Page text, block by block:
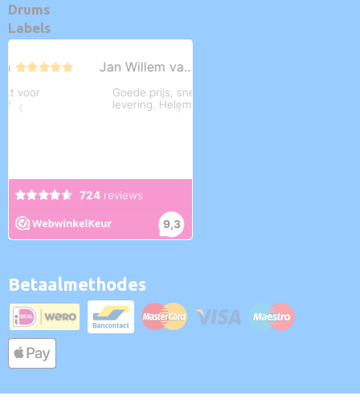
Drums
Labels
Betaalmethodes